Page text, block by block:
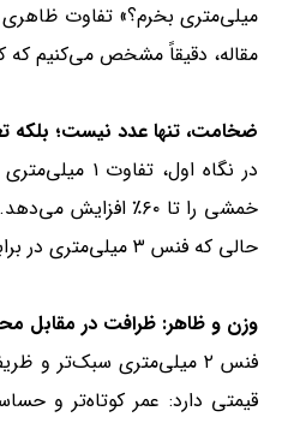
میلی‌متری بخرم؟» تفاوت
مقاله، دقیقاً مشخص می‌کنیم
ضخامت، تنها عدد نیست؛ بلکه
حالی که فنس ۳ میلی‌متری در برابر همان فشار، ساختار خود را حفظ می‌کند.
وزن و ظاهر: ظرافت در مقابل
فنس ۲ میلی‌متری سبک‌تر